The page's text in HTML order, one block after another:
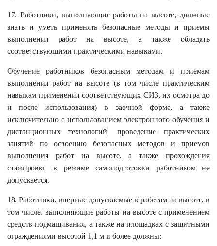
17. Работники, выполняющие работы на высоте, должные
знать и уметь применять безопасные методы и приемы
выполнения работ на высоте, а также обладать
соответствующими практическими навыками.
Обучение работников безопасным методам и приемам
выполнения работ на высоте (в том числе практическим
навыкам применения соответствующих СИЗ, их осмотра до
и после использования) в заочной форме, а также
исключительно с использованием электронного обучения и
дистанционных технологий, проведение практических
занятий по освоению безопасных методов и приемов
выполнения работ на высоте, а также прохождения
стажировки в режиме самоподготовки работником не
допускается.
18. Работники, впервые допускаемые к работам на высоте, в
том числе, выполняющие работы на высоте с применением
средств подмащивания, а также на площадках с защитными
ограждениями высотой 1,1 м и более должны: